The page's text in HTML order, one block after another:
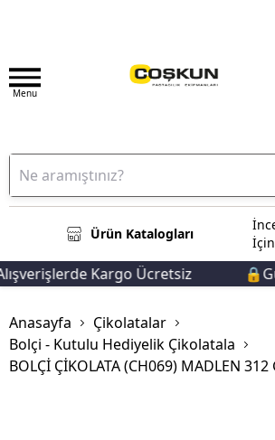
Menu
Ürün Katalogları
İçin
Kargo Ücretsiz
Anasayfa
Çikolatalar
Bolçi - Kutulu Hediyelik Çikolatala
BOLÇİ ÇİKOLATA (CH069) MADLEN 312